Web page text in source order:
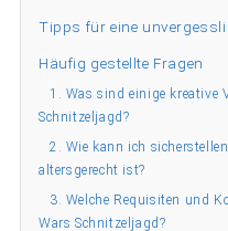
Tipps für eine
Häufig gestellte Fragen
1. Was sind einige kreative
Schnitzeljagd?
2. Wie kann ich
altersgerecht ist?
3. Welche Requisiten und
Wars Schnitzeljagd?